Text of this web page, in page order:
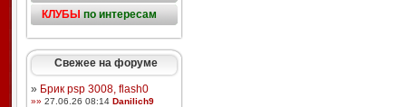
КЛУБЫ по интересам
Свежее на форуме
» Брик psp 3008, flash0
»» 27.06.26 08:14 Danilich9